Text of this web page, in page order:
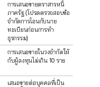
การเสนอขายตราสารหนี้
ภาครัฐ (โปรดตรวจสอบข้อ
จำกัดการโอนกับนาย
ทะเบียนก่อนการทำ
ธุรกรรม)
การเสนอขายในวงจำกัดให้
กับผู้ลงทุนไม่เกิน 10 ราย
เสนอขายต่อบุคคลที่เป็น